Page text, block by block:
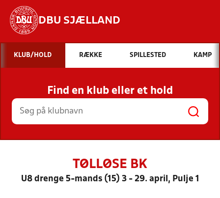
DBU SJÆLLAND
Hvad vil du søge efter?
INDHOLD OG NYHEDER
STILLINGER, RESULTATER, KLUBBER OG
HOLD
KLUB/HOLD RÆKKE SPILLESTED KAMP
Find en klub eller et hold
TØLLØSE BK
U8 drenge 5-mands (15) 3 - 29. april, Pulje 1